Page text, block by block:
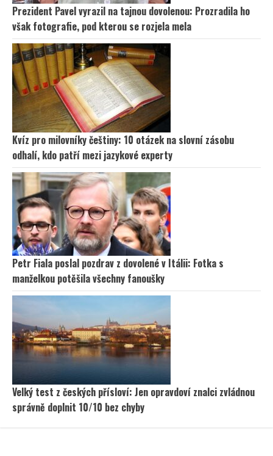
Prezident Pavel vyrazil na tajnou dovolenou: Prozradila ho
však fotografie, pod kterou se rozjela mela
Kvíz pro milovníky češtiny: 10 otázek na slovní zásobu
odhalí, kdo patří mezi jazykové experty
Petr Fiala poslal pozdrav z dovolené v Itálii: Fotka s
manželkou potěšila všechny fanoušky
Velký test z českých přísloví: Jen opravdoví znalci zvládnou
správně doplnit 10/10 bez chyby